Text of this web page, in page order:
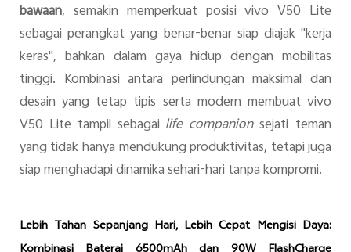
bawaan, semakin memperkuat posisi vivo V50 Lite
sebagai perangkat yang benar-benar siap diajak "kerja
keras", bahkan dalam gaya hidup dengan mobilitas
tinggi. Kombinasi antara perlindungan maksimal dan
desain yang tetap tipis serta modern membuat vivo
V50 Lite tampil sebagai life companionsejati—teman
yang tidak hanya mendukung produktivitas, tetapi juga
siap menghadapi dinamika sehari-hari tanpa kompromi.
Lebih Tahan Sepanjang Hari, Lebih Cepat Mengisi Daya: